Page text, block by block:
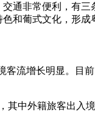
通非常便利，有
和葡式文化，形成
流增长明显。目
中外籍旅客出入